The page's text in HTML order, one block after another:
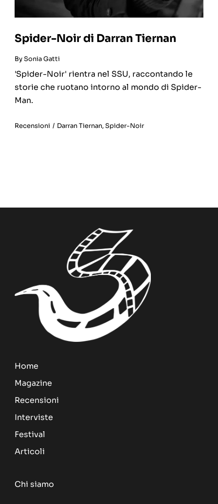
Spider-Noir di Darran Tiernan
BySonia Gatti
'Spider-Noir' rientra nel SSU, raccontando le
storie che ruotano intorno al mondo di Spider-
Man.
Recensioni / Darran Tiernan,Spider-Noir
Home
Magazine
Recensioni
Interviste
Festival
Articoli
Chi siamo